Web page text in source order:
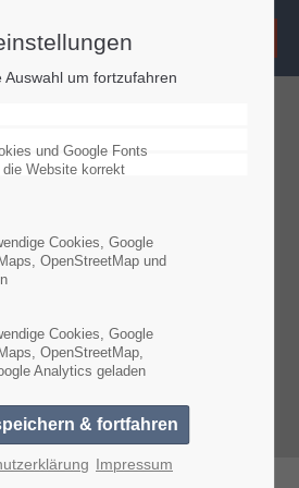
amet:
Auswahl um fortzufahren
und Google Fonts
Website korrekt
Cookies, Google
OpenStreetMap und
Cookies, Google
OpenStreetMap,
Analytics geladen
Impressum